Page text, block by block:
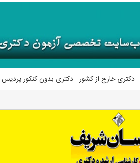
دکتری خارج از کشور دکتری بدون کنکور پردیس